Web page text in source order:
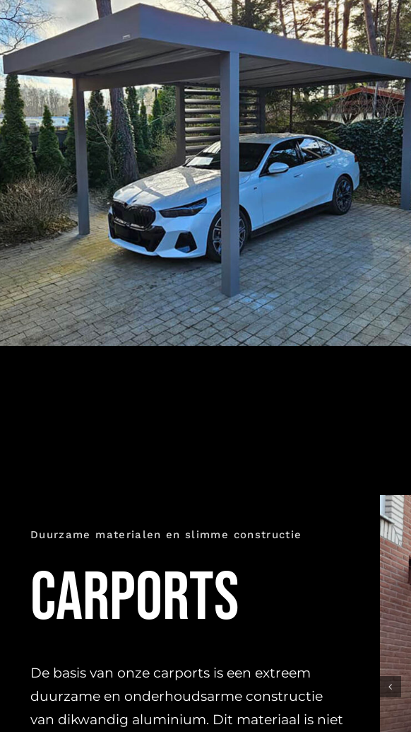
Duurzame materialen en slimme constructie
Carports
De basis van onze carports is een extreem
duurzame en onderhoudsarme constructie
van dikwandig aluminium. Dit materiaal is niet